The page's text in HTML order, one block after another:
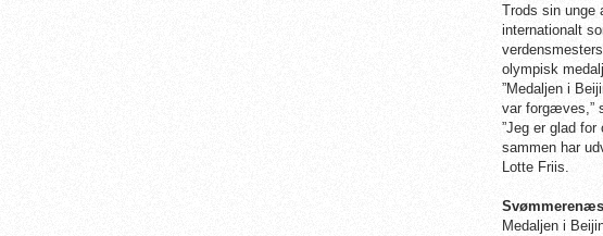
Trods sin unge
internationalt
olympisk
”Medaljen i
var forgæves,”
”Jeg er glad
sammen har
Lotte Friis.
Medaljen i